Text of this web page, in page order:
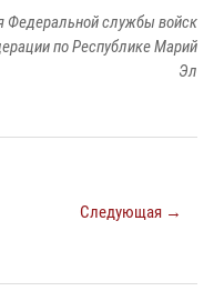
Федеральной службы войск
по Республике Марий
Эл
Следующая →